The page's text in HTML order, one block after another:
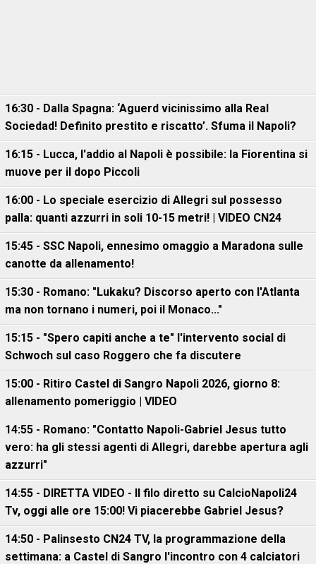
16:30 - Dalla Spagna: ‘Aguerd vicinissimo alla Real
Sociedad! Definito prestito e riscatto’. Sfuma il Napoli?
16:15 - Lucca, l'addio al Napoli è possibile: la Fiorentina si
muove per il dopo Piccoli
16:00 - Lo speciale esercizio di Allegri sul possesso
palla: quanti azzurri in soli 10-15 metri! | VIDEO CN24
15:45 - SSC Napoli, ennesimo omaggio a Maradona sulle
canotte da allenamento!
15:30 - Romano: "Lukaku? Discorso aperto con l'Atlanta
ma non tornano i numeri, poi il Monaco..."
15:15 - "Spero capiti anche a te" l'intervento social di
Schwoch sul caso Roggero che fa discutere
15:00 - Ritiro Castel di Sangro Napoli 2026, giorno 8:
allenamento pomeriggio | VIDEO
14:55 - Romano: "Contatto Napoli-Gabriel Jesus tutto
vero: ha gli stessi agenti di Allegri, darebbe apertura agli
azzurri"
14:55 - DIRETTA VIDEO - Il filo diretto su CalcioNapoli24
Tv, oggi alle ore 15:00! Vi piacerebbe Gabriel Jesus?
14:50 - Palinsesto CN24 TV, la programmazione della
settimana: a Castel di Sangro l'incontro con 4 calciatori